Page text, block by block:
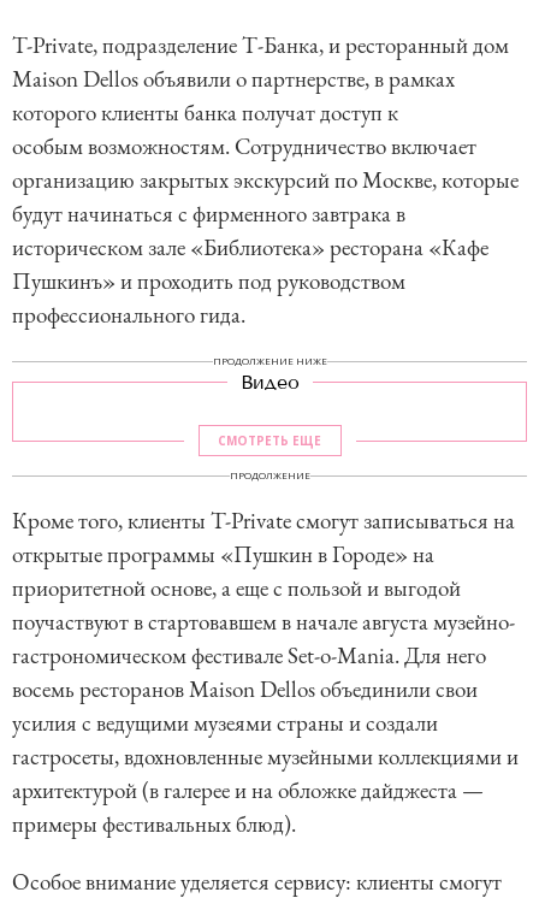
1
o
f
6
T-Private, подразделение Т-Банка, и ресторанный дом
Maison Dellos объявили о партнерстве, в рамках
которого клиенты банка получат доступ к
особым возможностям. Сотрудничество включает
организацию закрытых экскурсий по Москве, которые
будут начинаться с фирменного завтрака в
историческом зале «Библиотека» ресторана «Кафе
Пушкинъ» и проходить под руководством
профессионального гида.
ПРОДОЛЖЕНИЕ НИЖЕ
Видео
СМОТРЕТЬ ЕЩЕ
ПРОДОЛЖЕНИЕ
Кроме того, клиенты T-Private смогут записываться на
открытые программы «Пушкин в Городе» на
приоритетной основе, а еще с пользой и выгодой
поучаствуют в стартовавшем в начале августа музейно-
гастрономическом фестивале Set-o-Mania. Для него
восемь ресторанов Maison Dellos объединили свои
усилия с ведущими музеями страны и создали
гастросеты, вдохновленные музейными коллекциями и
архитектурой (в галерее и на обложке дайджеста —
примеры фестивальных блюд).
Особое внимание уделяется сервису: клиенты смогут